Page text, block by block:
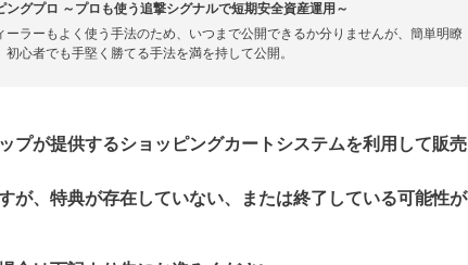
ングプロ ～プロも使う追撃シグナルで短期安全資産運用～
ーラーもよく使う手法のため、いつまで公開できるか分りませんが、簡単明瞭
初心者でも手堅く勝てる手法を満を持して公開。
プが提供するショッピングカートシステムを利用して販売
が、特典が存在していない、または終了している可能性が